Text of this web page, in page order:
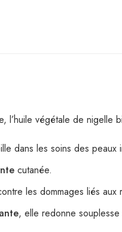
l’huile végétale de
dans les soins des
cutanée.
les dommages liés
, elle redonne